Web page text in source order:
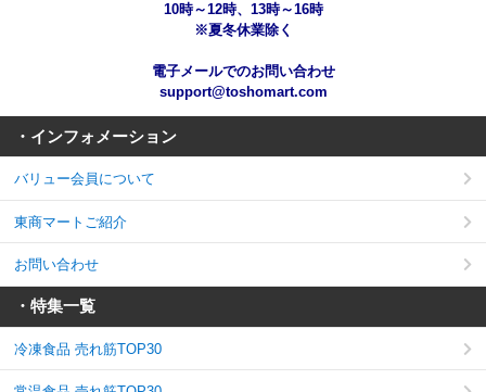
10時～12時、13時～16時
※夏冬休業除く
電子メールでのお問い合わせ
support@toshomart.com
・インフォメーション
バリュー会員について
東商マートご紹介
お問い合わせ
・特集一覧
冷凍食品 売れ筋TOP30